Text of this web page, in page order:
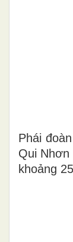
Phái
Qui Nhơn
khoảng